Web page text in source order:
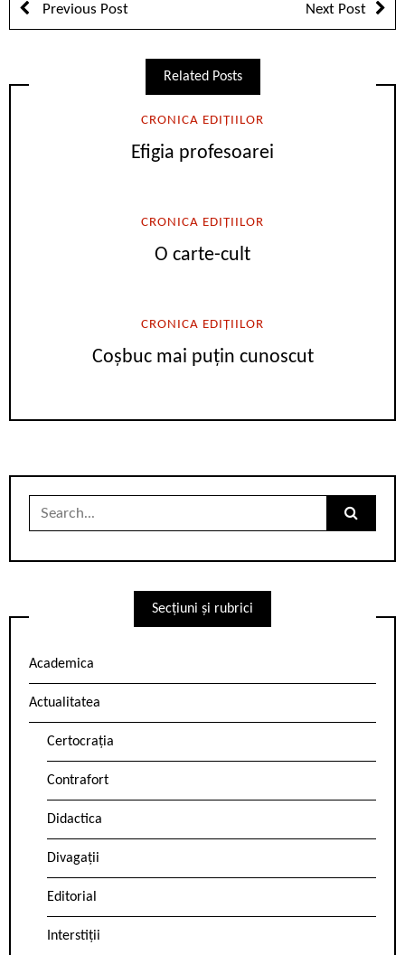
Previous Post Next Post
Related Posts
CRONICA EDIȚIILOR
Efigia profesoarei
CRONICA EDIȚIILOR
O carte-cult
CRONICA EDIȚIILOR
Coșbuc mai puțin cunoscut
Search
Secțiuni și rubrici
Academica
Actualitatea
Certocrația
Contrafort
Didactica
Divagații
Editorial
Interstiții